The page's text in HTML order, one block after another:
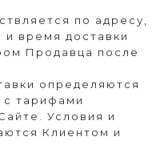
по адресу,
и время доставки
Продавца после
определяются
тарифами
Условия и
Клиентом и